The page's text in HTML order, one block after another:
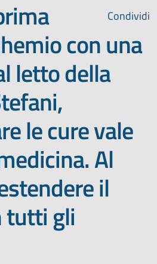
Condividi
con una
letto della
le cure vale
Al
il
tutti gli